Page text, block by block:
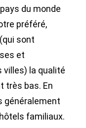
du monde
préféré,
sont
et
villes) la qualité
très bas. En
généralement
familiaux.